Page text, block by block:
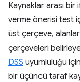
Kaynaklar arası
verme önerisi test
üst çerçeve,
çerçeveleri
DSS uyumluluğu
bir üçüncü taraf